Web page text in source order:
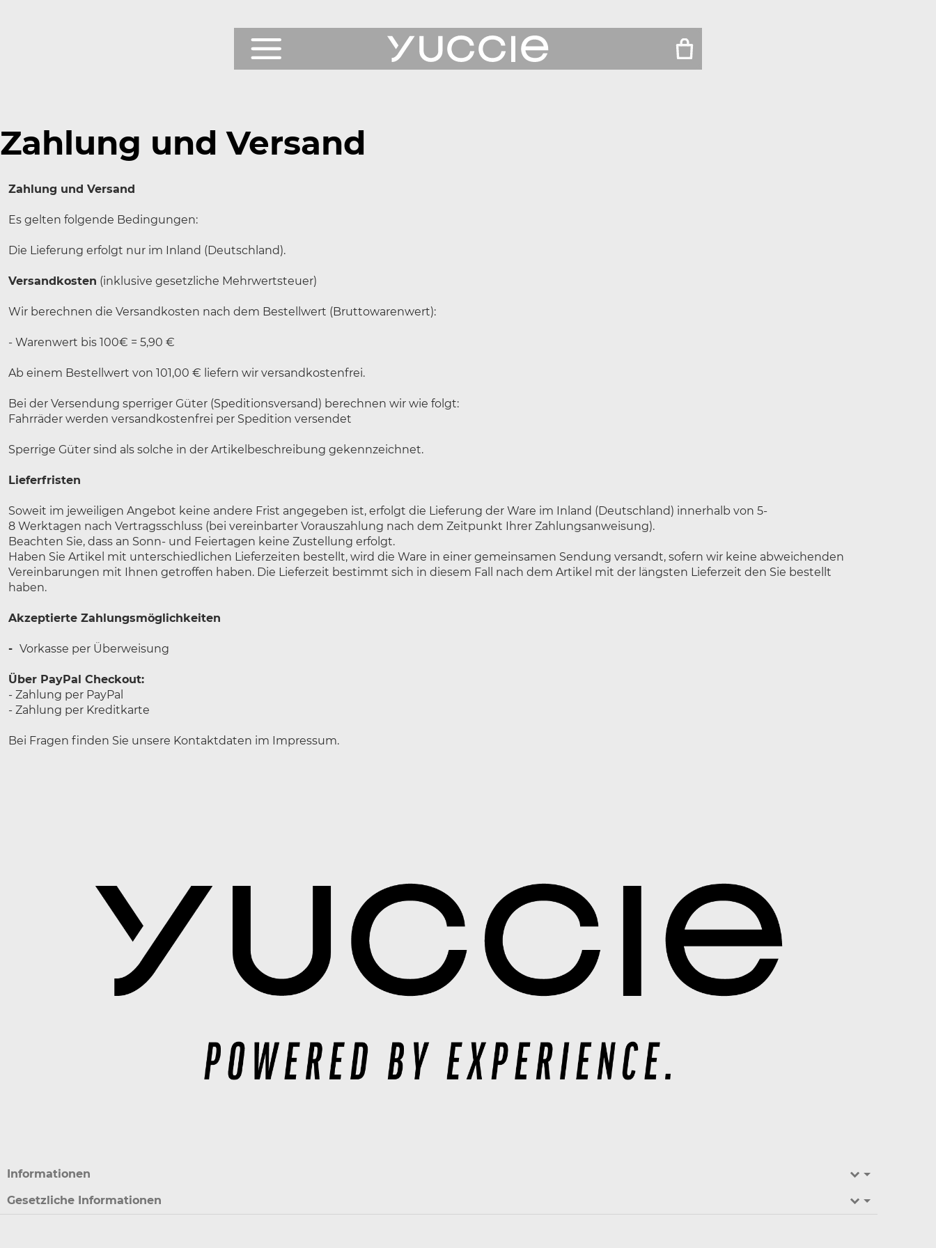
Shop
Service
Zahlung und Versand
Zahlung und Versand
Es gelten folgende Bedingungen:
Die Lieferung erfolgt nur im Inland (Deutschland).
Versandkosten (inklusive gesetzliche Mehrwertsteuer)
Wir berechnen die Versandkosten nach dem Bestellwert (Bruttowarenwert):
- Warenwert bis 100€ = 5,90 €
Ab einem Bestellwert von 101,00 € liefern wir versandkostenfrei.
Bei der Versendung sperriger Güter (Speditionsversand) berechnen wir wie folgt:
Fahrräder werden versandkostenfrei per Spedition versendet
Sperrige Güter sind als solche in der Artikelbeschreibung gekennzeichnet.
Lieferfristen
Soweit im jeweiligen Angebot keine andere Frist angegeben ist, erfolgt die Lieferung der Ware im Inland (Deutschland) innerhalb von 5-
8 Werktagen nach Vertragsschluss (bei vereinbarter Vorauszahlung nach dem Zeitpunkt Ihrer Zahlungsanweisung).
Beachten Sie, dass an Sonn- und Feiertagen keine Zustellung erfolgt.
Haben Sie Artikel mit unterschiedlichen Lieferzeiten bestellt, wird die Ware in einer gemeinsamen Sendung versandt, sofern wir keine abweichenden
Vereinbarungen mit Ihnen getroffen haben. Die Lieferzeit bestimmt sich in diesem Fall nach dem Artikel mit der längsten Lieferzeit den Sie bestellt
haben.
Akzeptierte Zahlungsmöglichkeiten
-Vorkasse per Überweisung
Über PayPal Checkout:
- Zahlung per PayPal
- Zahlung per Kreditkarte
Bei Fragen finden Sie unsere Kontaktdaten im Impressum.
Informationen
Gesetzliche Informationen